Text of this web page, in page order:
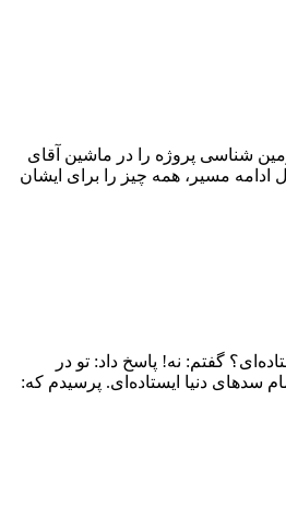
شناسی پروژه را در ماشین آقای
ادامه مسیر، همه چیز را برای ایشان
گفتم: نه! پاسخ داد: تو در
سدهای دنیا ایستاده‌ای. پرسیدم که: